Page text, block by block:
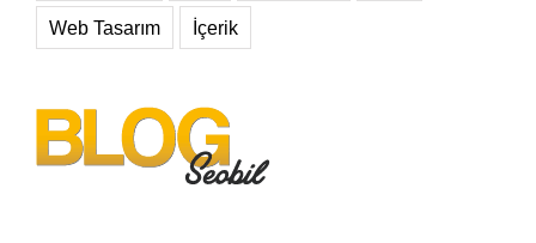
Web Tasarım İçerik